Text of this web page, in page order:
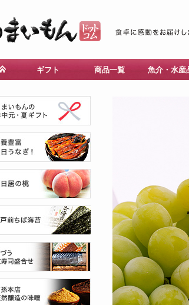
ギフト 商品一覧 魚介・水産